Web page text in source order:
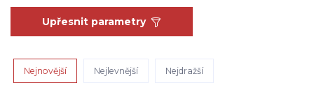
Upřesnit parametry
Nejnovější Nejlevnější Nejdražší